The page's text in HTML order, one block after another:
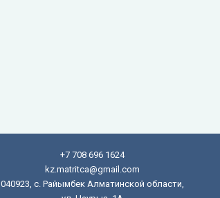
+7 708 696 1624
kz.matritca@gmail.com
040923, с. Райымбек Алматинской области,